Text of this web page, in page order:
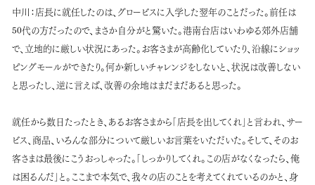
中川：店長に就任したのは、グロービスに入学した翌年のことだった。前任は
50代の方だったので、まさか自分がと驚いた。港南台店はいわゆる郊外店舗
で、立地的に厳しい状況にあった。お客さまが高齢化していたり、沿線にショッ
ピングモールができたり。何か新しいチャレンジをしないと、状況は改善しない
と思ったし、逆に言えば、改善の余地はまだまだあると思った。
就任から数日たったとき、あるお客さまから「店長を出してくれ」と言われ、サー
ビス、商品、いろんな部分について厳しいお言葉をいただいた。そして、そのお
客さまは最後にこうおっしゃった。「しっかりしてくれ。この店がなくなったら、俺
は困るんだ」と。ここまで本気で、我々の店のことを考えてくれているのかと、身